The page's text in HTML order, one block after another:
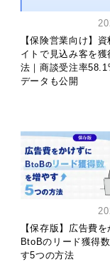
【保険営業向け】
イトで見込み客を獲
法｜商談受注率
データも公開
【保存版】広告費
BtoBのリード獲得
す5つの方法